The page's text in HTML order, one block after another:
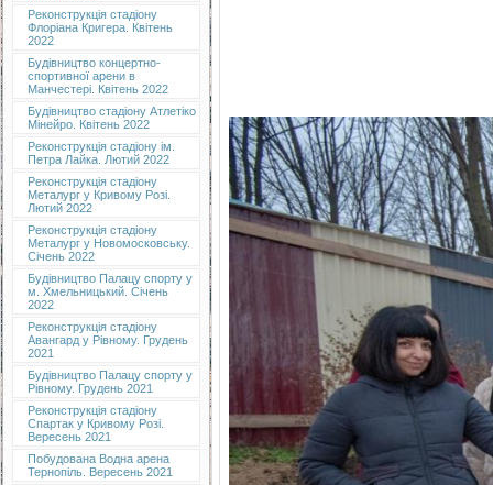
Реконструкція стадіону
Флоріана Кригера. Квітень
2022
Будівництво концертно-
спортивної арени в
Манчестері. Квітень 2022
Будівництво стадіону Атлетіко
Мінейро. Квітень 2022
Реконструкція стадіону ім.
Петра Лайка. Лютий 2022
Реконструкція стадіону
Металург у Кривому Розі.
Лютий 2022
Реконструкція стадіону
Металург у Новомосковську.
Січень 2022
Будівництво Палацу спорту у
м. Хмельницький. Січень
2022
Реконструкція стадіону
Авангард у Рівному. Грудень
2021
Будівництво Палацу спорту у
Рівному. Грудень 2021
Реконструкція стадіону
Спартак у Кривому Розі.
Вересень 2021
Побудована Водна арена
Тернопіль. Вересень 2021